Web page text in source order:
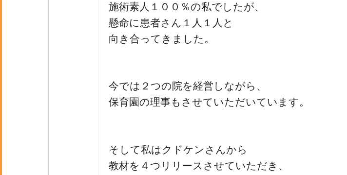
施術素人１００％の私でしたが、
懸命に患者さん１人１人と
向き合ってきました。
今では２つの院を経営しながら、
保育園の理事もさせていただいています。
そして私はクドケンさんから
教材を４つリリースさせていただき、